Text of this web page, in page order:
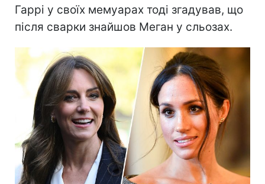
Гаррі у своїх мемуарах тоді згадував, що
після сварки знайшов Меган у сльозах.